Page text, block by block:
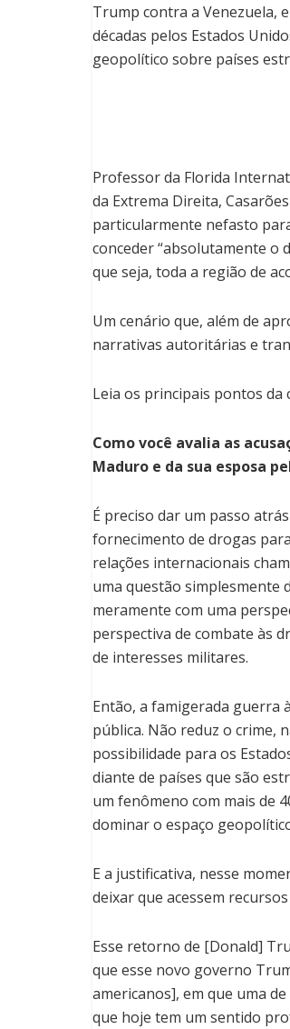
Trump contra a Venezuela,
décadas pelos Estados
geopolítico sobre países
Professor da Florida
da Extrema Direita,
particularmente nefasto
conceder “absolutamente o
que seja, toda a região de
Um cenário que, além de
narrativas autoritárias e
Leia os principais pontos da
Como você avalia as
Maduro e da sua esposa
É preciso dar um passo
fornecimento de drogas
relações internacionais
uma questão simplesmente
meramente com uma
perspectiva de combate às
de interesses militares.
Então, a famigerada guerra
pública. Não reduz o crime,
possibilidade para os
diante de países que são
um fenômeno com mais de
dominar o espaço
E a justificativa, nesse
deixar que acessem
Esse retorno de [Donald]
que esse novo governo
americanos], em que uma
que hoje tem um sentido